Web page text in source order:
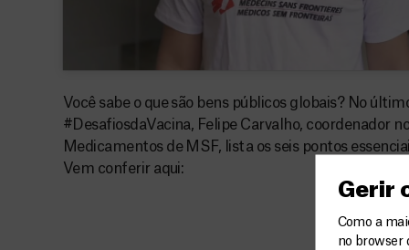
Gerir
Como a
no browser
Você sabe o que são bens públicos globais? No
#DesafiosdaVacina, Felipe Carvalho, coordenador
Medicamentos de MSF, lista os seis pontos
Vem conferir aqui: